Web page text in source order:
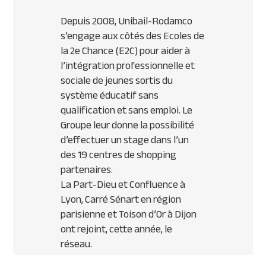
Depuis 2008, Unibail-Rodamco
s’engage aux côtés des Ecoles de
la 2e Chance (E2C) pour aider à
l’intégration professionnelle et
sociale de jeunes sortis du
système éducatif sans
qualification et sans emploi. Le
Groupe leur donne la possibilité
d’effectuer un stage dans l’un
des 19 centres de shopping
partenaires.
La Part-Dieu et Confluence à
Lyon, Carré Sénart en région
parisienne et Toison d’Or à Dijon
ont rejoint, cette année, le
réseau.